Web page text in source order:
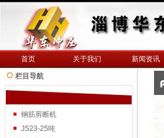
首页 关于我们 新闻资讯
栏目导航
钢筋剪断机
JS23-25吨